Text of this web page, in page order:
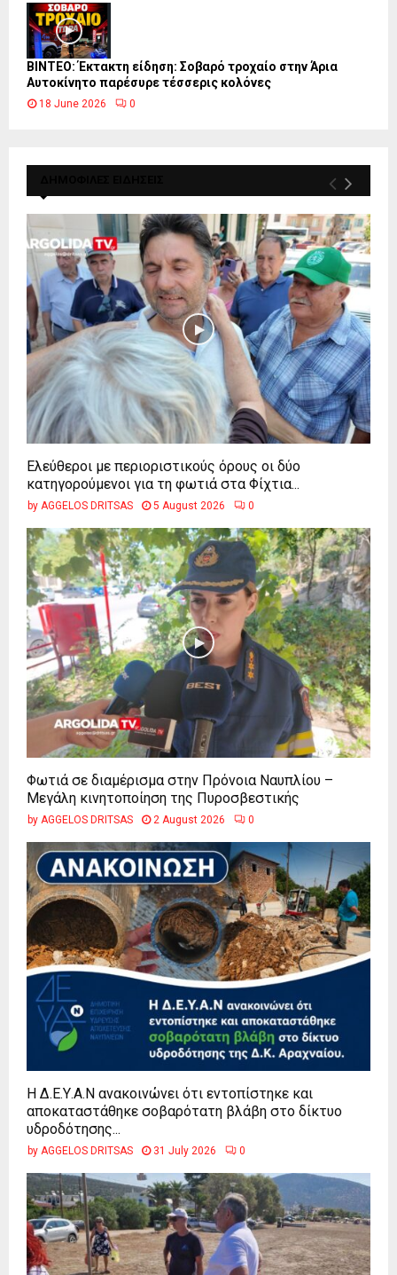
ΒΙΝΤΕΟ: Έκτακτη είδηση: Σοβαρό τροχαίο στην Άρια
Αυτοκίνητο παρέσυρε τέσσερις κολόνες
18 June 2026 0
Ελεύθεροι με περιοριστικούς όρους οι δύο
κατηγορούμενοι για τη φωτιά στα Φίχτια...
by AGGELOS DRITSAS 5 August 2026 0
Φωτιά σε διαμέρισμα στην Πρόνοια Ναυπλίου –
Μεγάλη κινητοποίηση της Πυροσβεστικής
by AGGELOS DRITSAS 2 August 2026 0
Η Δ.Ε.Υ.Α.Ν ανακοινώνει ότι εντοπίστηκε και
αποκαταστάθηκε σοβαρότατη βλάβη στο δίκτυο
υδροδότησης...
by AGGELOS DRITSAS 31 July 2026 0